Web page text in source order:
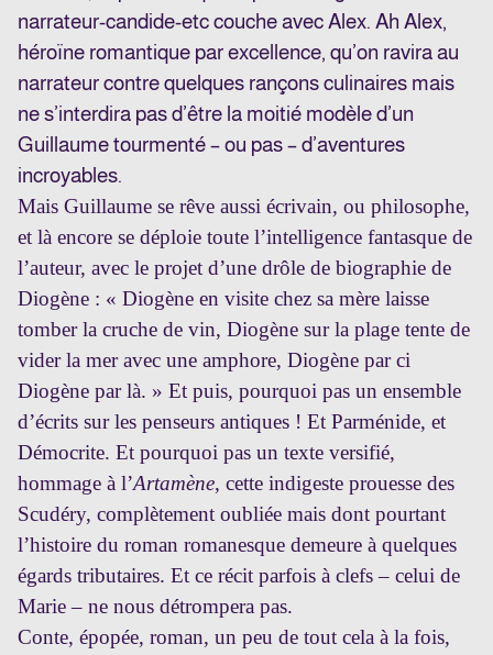
narrateur-candide-etc couche avec Alex. Ah Alex,
héroïne romantique par excellence, qu’on ravira au
narrateur contre quelques rançons culinaires mais
ne s’interdira pas d’être la moitié modèle d’un
Guillaume tourmenté – ou pas – d’aventures
incroyables.
Mais Guillaume se rêve aussi écrivain, ou philosophe,
et là encore se déploie toute l’intelligence fantasque de
l’auteur, avec le projet d’une drôle de biographie de
Diogène : « Diogène en visite chez sa mère laisse
tomber la cruche de vin, Diogène sur la plage tente de
vider la mer avec une amphore, Diogène par ci
Diogène par là. » Et puis, pourquoi pas un ensemble
d’écrits sur les penseurs antiques ! Et Parménide, et
Démocrite. Et pourquoi pas un texte versifié,
hommage à l’Artamène, cette indigeste prouesse des
Scudéry, complètement oubliée mais dont pourtant
l’histoire du roman romanesque demeure à quelques
égards tributaires. Et ce récit parfois à clefs – celui de
Marie – ne nous détrompera pas.
Conte, épopée, roman, un peu de tout cela à la fois,